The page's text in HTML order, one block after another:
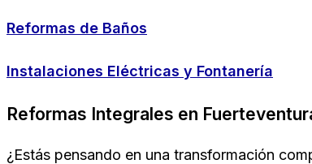
Reformas de Baños
Instalaciones Eléctricas y Fontanería
Reformas Integrales en
¿Estás pensando en una transformación